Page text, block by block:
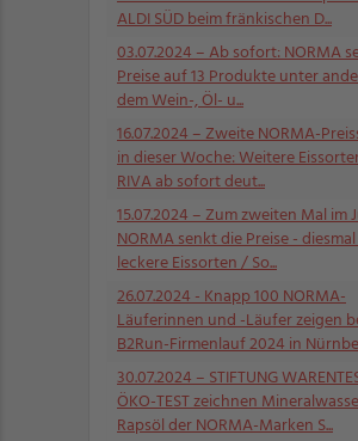
ALDI SÜD beim fränkischen D...
03.07.2024– Ab sofort: NORMA
Preise auf 13 Produkte unter
dem Wein-, Öl- u...
16.07.2024– Zweite NORMA-
in dieser Woche: Weitere
RIVA ab sofort deut...
15.07.2024– Zum zweiten Mal im
NORMA senkt die Preise -
leckere Eissorten / So...
26.07.2024- Knapp 100 NORMA-
Läuferinnen und -Läufer zeigen
B2Run-Firmenlauf 2024 in
30.07.2024– STIFTUNG
ÖKO-TEST zeichnen
Rapsöl der NORMA-Marken S...